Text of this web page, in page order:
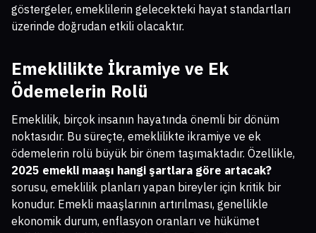
göstergeler, emeklilerin gelecekteki hayat standartları
üzerinde doğrudan etkili olacaktır.
Emeklilikte İkramiye ve Ek
Ödemelerin Rolü
Emeklilik, birçok insanın hayatında önemli bir dönüm
noktasıdır. Bu süreçte, emeklilikte ikramiye ve ek
ödemelerin rolü büyük bir önem taşımaktadır. Özellikle,
2025 emekli maaşı hangi şartlara göre artacak?
sorusu, emeklilik planları yapan bireyler için kritik bir
konudur. Emekli maaşlarının artırılması, genellikle
ekonomik durum, enflasyon oranları ve hükümet